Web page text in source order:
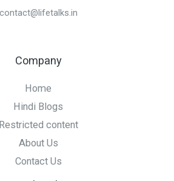
contact@lifetalks.in
Company
Home
Hindi Blogs
Restricted content
About Us
Contact Us